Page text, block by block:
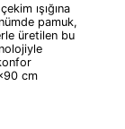
ışığına
pamuk,
üretilen bu
cm